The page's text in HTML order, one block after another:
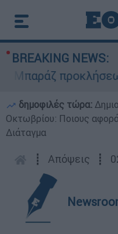
BREAKING NEWS:
προκλήσεων
δημοφιλές τώρα:
Οκτωβρίου: Ποιους
Διάταγμα
┋ Απόψεις ┋